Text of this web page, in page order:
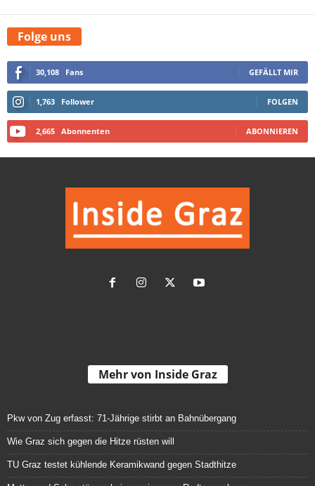
Folge uns
30,108 Fans GEFÄLLT MIR
1,763 Follower FOLGEN
2,665 Abonnenten ABONNIEREN
Mehr von Inside Graz
Pkw von Zug erfasst: 71-Jährige stirbt an Bahnübergang
Wie Graz sich gegen die Hitze rüsten will
TU Graz testet kühlende Keramikwand gegen Stadthitze